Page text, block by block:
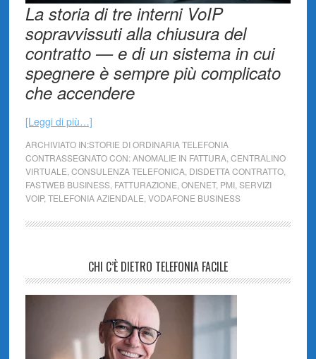
La storia di tre interni VoIP
sopravvissuti alla chiusura del
contratto — e di un sistema in cui
spegnere è sempre più complicato
che accendere
[Leggi di più…]
ARCHIVIATO IN:STORIE DI ORDINARIA TELEFONIA
CONTRASSEGNATO CON:ANOMALIE IN FATTURA, CENTRALINO
VIRTUALE CONSULENZA TELEFONICA, DISDETTA CONTRATTO,
FASTWEB BUSINESS, FATTURAZIONE ONENET, PMI, SERVIZI
VOIP, TELEFONIA AZIENDALE VODAFONE BUSINESS
CHI C’È DIETRO TELEFONIA FACILE